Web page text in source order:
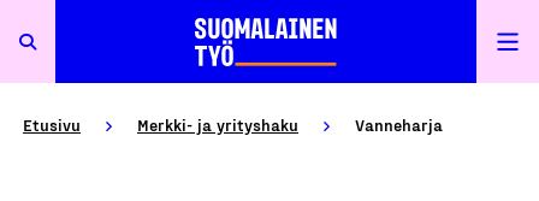
Etusivu Merkki- ja yrityshaku Vanneharja